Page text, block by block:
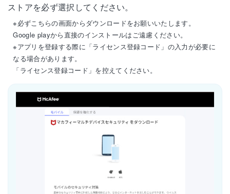
ストアを必ず選択してください。
※必ずこちらの画面からダウンロードをお願いいたします。
Google playから直接のインストールはご遠慮ください。
※アプリを登録する際に「ライセンス登録コード」の入力が必要に
なる場合があります。
「ライセンス登録コード」を控えてください。